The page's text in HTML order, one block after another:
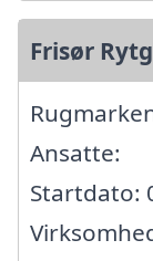
Frisør
Ansatte:
Startdato: